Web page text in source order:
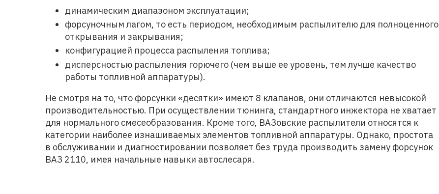
динамическим диапазоном эксплуатации;
форсуночным лагом, то есть периодом, необходимым распылителю для полноценного
открывания и закрывания;
конфигурацией процесса распыления топлива;
дисперсностью распыления горючего (чем выше ее уровень, тем лучше качество
работы топливной аппаратуры).
Не смотря на то, что форсунки «десятки» имеют 8 клапанов, они отличаются невысокой
производительностью. При осуществлении тюнинга, стандартного инжектора не хватает
для нормального смесеобразования. Кроме того, ВАЗовские распылители относятся к
категории наиболее изнашиваемых элементов топливной аппаратуры. Однако, простота
в обслуживании и диагностировании позволяет без труда производить замену форсунок
ВАЗ 2110, имея начальные навыки автослесаря.